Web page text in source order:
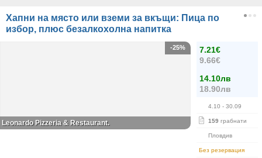
Хапни на място или вземи за вкъщи: Пица по
избор, плюс безалкохолна напитка
7.21€
9.66€
14.10лв
18.90лв
4.10 - 30.09
159 грабнати
Пловдив
Без резервация
-25%
Leonardo Pizzeria & Restaurant.